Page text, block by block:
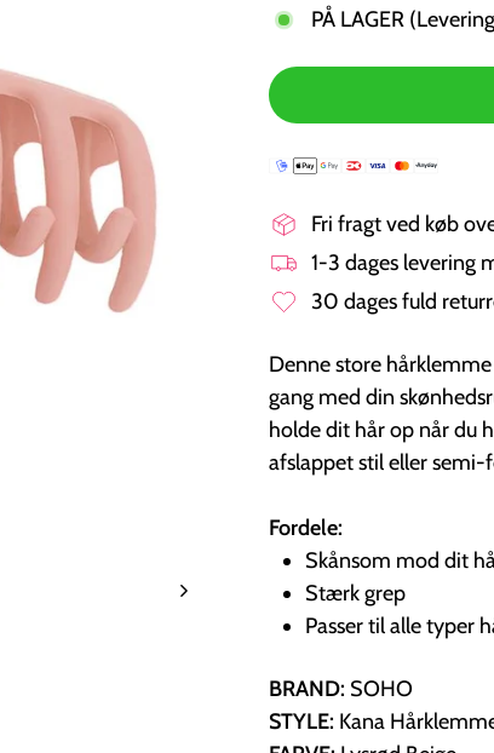
PÅ LAGER
Fri fragt ved køb
1-3 dages levering
30 dages fuld
Denne store
gang med din
holde dit hår op når du
afslappet stil eller semi-
Fordele:
Skånsom mod dit
Stærk grep
Passer til alle typer
BRAND: SOHO
STYLE: Kana